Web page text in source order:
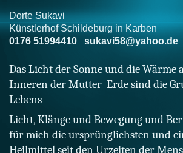
Dorte Sukavi
Künstlerhof Schildeburg in Karben
0176 51994410 sukavi58@yahoo.de
Das Licht der Sonne und die Wärme
Inneren der Mutter Erde sind die
Lebens
Licht, Klänge und Bewegung und
für mich die ursprünglichsten und
Heilmittel seit den Urzeiten der